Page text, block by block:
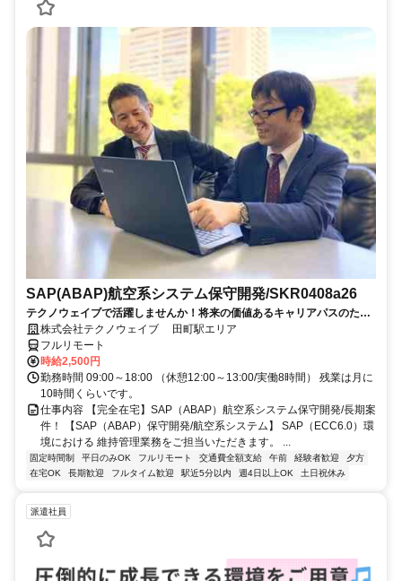
SAP(ABAP)航空系システム保守開発/SKR0408a26
テクノウェイブで活躍しませんか！将来の価値あるキャリアパスのため
の、長期的・安定的なサポートします
株式会社テクノウェイブ 田町駅エリア
フルリモート
時給2,500円
勤務時間 09:00～18:00 （休憩12:00～13:00/実働8時間） 残業は月に
10時間くらいです。
仕事内容 【完全在宅】SAP（ABAP）航空系システム保守開発/長期案
件！ 【SAP（ABAP）保守開発/航空系システム】 SAP（ECC6.0）環
境における 維持管理業務をご担当いただきます。 ...
固定時間制 平日のみOK フルリモート 交通費全額支給 午前 経験者歓迎
夕方
在宅OK
長期歓迎 フルタイム歓迎 駅近5分以内 週4日以上OK 土日祝休み
派遣社員